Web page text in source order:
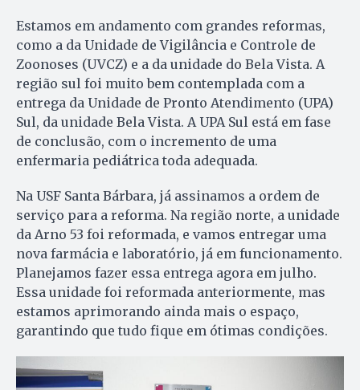
Estamos em andamento com grandes reformas,
como a da Unidade de Vigilância e Controle de
Zoonoses (UVCZ) e a da unidade do Bela Vista. A
região sul foi muito bem contemplada com a
entrega da Unidade de Pronto Atendimento (UPA)
Sul, da unidade Bela Vista. A UPA Sul está em fase
de conclusão, com o incremento de uma
enfermaria pediátrica toda adequada.
Na USF Santa Bárbara, já assinamos a ordem de
serviço para a reforma. Na região norte, a unidade
da Arno 53 foi reformada, e vamos entregar uma
nova farmácia e laboratório, já em funcionamento.
Planejamos fazer essa entrega agora em julho.
Essa unidade foi reformada anteriormente, mas
estamos aprimorando ainda mais o espaço,
garantindo que tudo fique em ótimas condições.